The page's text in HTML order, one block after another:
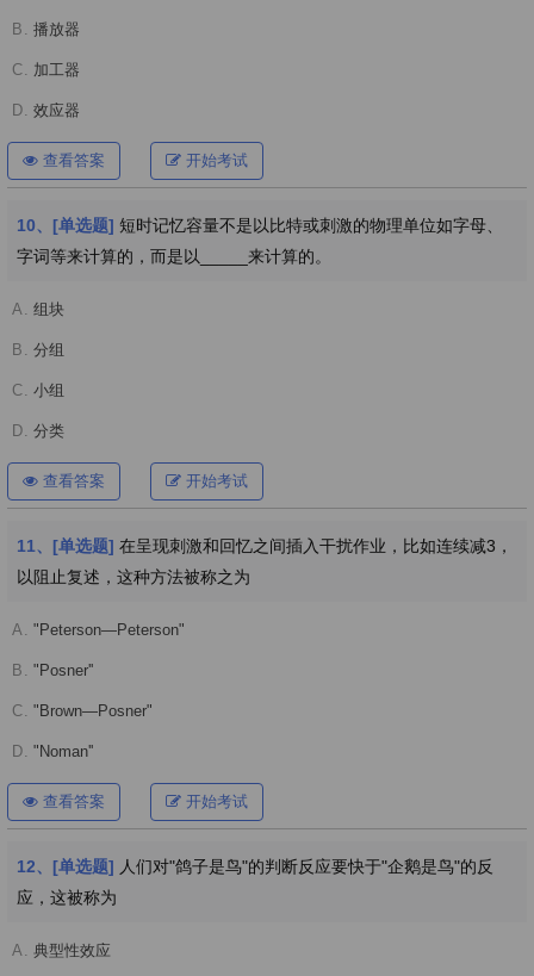
B. 播放器
C. 加工器
D. 效应器
查看答案 开始考试
10、[单选题] 短时记忆容量不是以比特或刺激的物理单位如字母、
字词等来计算的，而是以_____来计算的。
A. 组块
B. 分组
C. 小组
D. 分类
查看答案 开始考试
11、[单选题] 在呈现刺激和回忆之间插入干扰作业，比如连续减3，
以阻止复述，这种方法被称之为
A. "Peterson—Peterson"
B. "Posner''
C. "Brown—Posner"
D. "Noman''
查看答案 开始考试
12、[单选题] 人们对"鸽子是鸟"的判断反应要快于"企鹅是鸟"的反
应，这被称为
A. 典型性效应